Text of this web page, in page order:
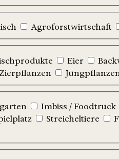
Agroforstwirtschaft
Eier
Jungpflanzen
Imbiss / Foodtruck
Streicheltiere